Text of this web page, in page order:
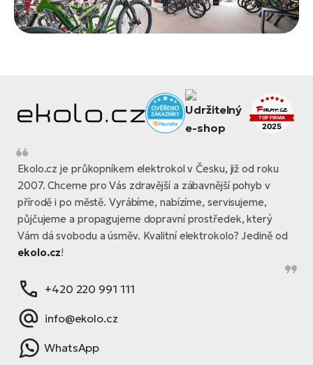
Ekolo.cz je průkopníkem elektrokol v Česku, již od roku
2007. Chceme pro Vás zdravější a zábavnější pohyb v
přírodě i po městě. Vyrábíme, nabízíme, servisujeme,
půjčujeme a propagujeme dopravní prostředek, který
Vám dá svobodu a úsměv. Kvalitní elektrokolo? Jedině od
ekolo.cz!
+420 220 991 111
info@ekolo.cz
WhatsApp